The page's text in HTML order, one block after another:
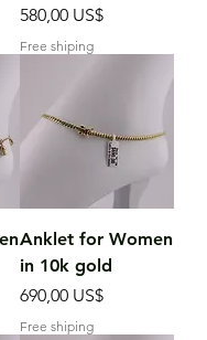
Precio
580,00 US$
Free shiping
Anklet for Women
in 10k gold
Precio
690,00 US$
Free shiping